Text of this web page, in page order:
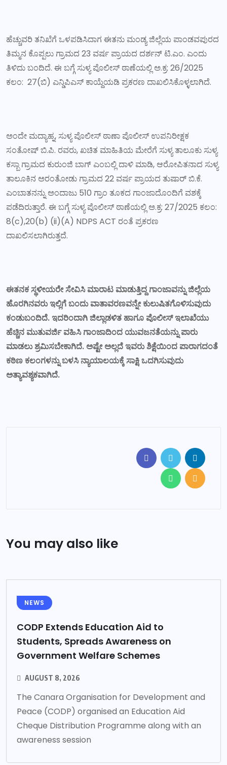
ಹೆಚ್ಚುವರಿ ತನಿಖೆಗೆ ಒಳಪಡಿಸಿದಾಗ ಈತನು ಮಂಡ್ಯ ಜಿಲ್ಲೆಯ ಪಾಂಡವಪುರದ
ತಿಮ್ಮನ ಕೊಪ್ಪಲು ಗ್ರಾಮದ 23 ವರ್ಷ ಪ್ರಾಯದ ದರ್ಶನ್ ಟಿ.ಎಂ. ಎಂದು
ತಿಳಿದು ಬಂದಿದೆ. ಈ ಬಗ್ಗೆ ಸುಳ್ಯ ಪೊಲೀಸ್ ಠಾಣೆಯಲ್ಲಿ ಅ.ಕ್ರ: 26/2025
ಕಲಂ: 27(ಬಿ) ಎನ್ಡಿಪಿಎಸ್ ಕಾಯ್ದೆಯಡಿ ಪ್ರಕರಣ ದಾಖಲಿಸಿಕೊಳ್ಳಲಾಗಿದೆ.
ಅಂದೇ ಮದ್ಯಾಹ್ನ, ಸುಳ್ಯ ಪೊಲೀಸ್ ಠಾಣಾ ಪೊಲೀಸ್ ಉಪನಿರೀಕ್ಷಕ
ಸಂತೋಷ್ ಬಿ.ಪಿ. ರವರು, ಖಚಿತ ಮಾಹಿತಿಯ ಮೇರೆಗೆ ಸುಳ್ಯ ತಾಲೂಕು ಸುಳ್ಯ
ಕಸ್ಬಾ ಗ್ರಾಮದ ಕುರುಂಜಿ ಬಾಗ್ ಎಂಬಲ್ಲಿ ದಾಳಿ ಮಾಡಿ, ಆರೋಪಿತನಾದ ಸುಳ್ಯ
ತಾಲೂಕಿನ ಅರಂತೋಡು ಗ್ರಾಮದ 22 ವರ್ಷ ಪ್ರಾಯದ ತುಷಾರ್ ಬಿ.ಕೆ.
ಎಂಬಾತನನ್ನು ಅಂದಾಜು 510 ಗ್ರಾಂ ತೂಕದ ಗಾಂಜಾದೊಂದಿಗೆ ವಶಕ್ಕೆ
ಪಡೆದಿರುತ್ತಾರೆ. ಈ ಬಗ್ಗೆ ಸುಳ್ಯ ಪೊಲೀಸ್ ಠಾಣೆಯಲ್ಲಿ ಅ.ಕ್ರ: 27/2025 ಕಲಂ:
8(c),20(b) (ii)(A) NDPS ACT ರಂತೆ ಪ್ರಕರಣ
ದಾಖಲಿಸಲಾಗಿರುತ್ತದೆ.
ಈತನಕಸ್ಥಳೀಯರೇಸೇವಿಸಿ ಮಾರಾಟ ಮಾಡುತ್ತಿದ್ದ ಗಾಂಜಾವನ್ನುಜಿಲ್ಲೆಯ
ಹೊರಗಿನವರುಇಲ್ಲಿಗೆಬಂದು ವಾತಾವರಣವನ್ನೇ ಕುಲುಷಿತಗೊಳಿಸುವುದು
ಕಂಡುಬಂದಿದೆ.ಇದರಿಂದಾಗಿಜಿಲ್ಲಾಡಳಿತ ಹಾಗೂ ಪೊಲೀಸ್ಇಲಾಖೆಯು
ಹೆಚ್ಚಿನ ಮುತುವರ್ಜಿ ವಹಿಸಿ ಗಾಂಜಾದಿಂದ ಯುವಜನತೆಯನ್ನು ಪಾರು
ಮಾಡಲು ಶ್ರಮಿಸಬೇಕಾಗಿದೆ. ಅಷ್ಟೇ ಅಲ್ಲದೆಇವರುಶಿಕ್ಷೆಯಿಂದ ಪಾರಾಗದಂತೆ
ಕಠಿಣ ಕಲಂಗಳನ್ನುಬಳಸಿ ನ್ಯಾಯಾಲಯಕ್ಕೆಸಾಕ್ಷಿಒದಗಿಸುವುದು
ಅತ್ಯಾವಶ್ಯಕವಾಗಿದೆ.
You may also like
NEWS
CODP Extends Education Aid to
Students, Spreads Awareness on
Government Welfare Schemes
AUGUST 8, 2026
The Canara Organisation for Development and
Peace (CODP) organised an Education Aid
Cheque Distribution Programme along with an
awareness session